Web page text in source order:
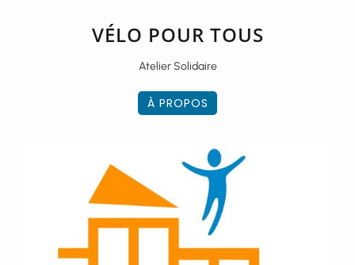
VÉLO POUR TOUS
Atelier Solidaire
À PROPOS